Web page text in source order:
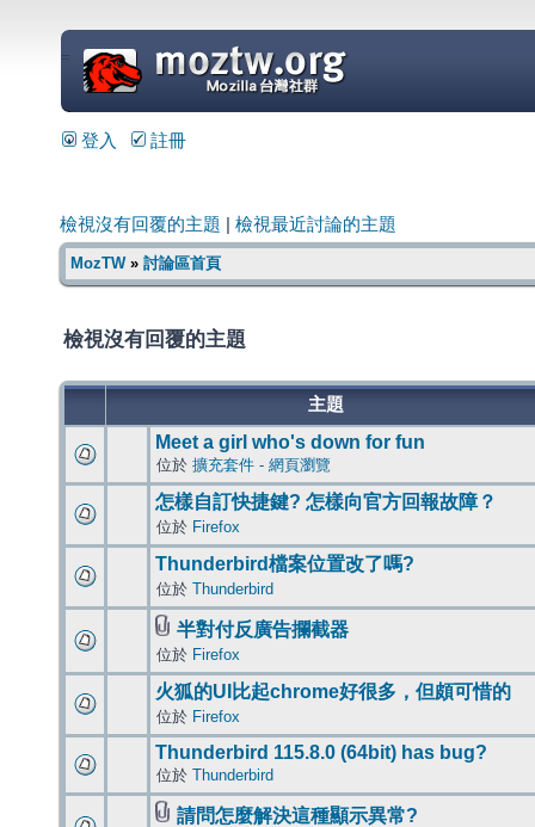
=
登入 註冊
檢視沒有回覆的主題 檢視最近討論的主題
MozTW» 討論區首頁
檢視沒有回覆的主題
主題
Meet a girl who's down for fun
位於 擴充套件 - 網頁瀏覽
怎樣自訂快捷鍵? 怎樣向官方回報故障？
位於 Firefox
Thunderbird檔案位置改了嗎?
位於 Thunderbird
半對付反廣告攔截器
位於 Firefox
火狐的UI比起chrome好很多，但頗可惜的
位於 Firefox
Thunderbird 115.8.0 (64bit) has bug?
位於 Thunderbird
請問怎麼解決這種顯示異常?